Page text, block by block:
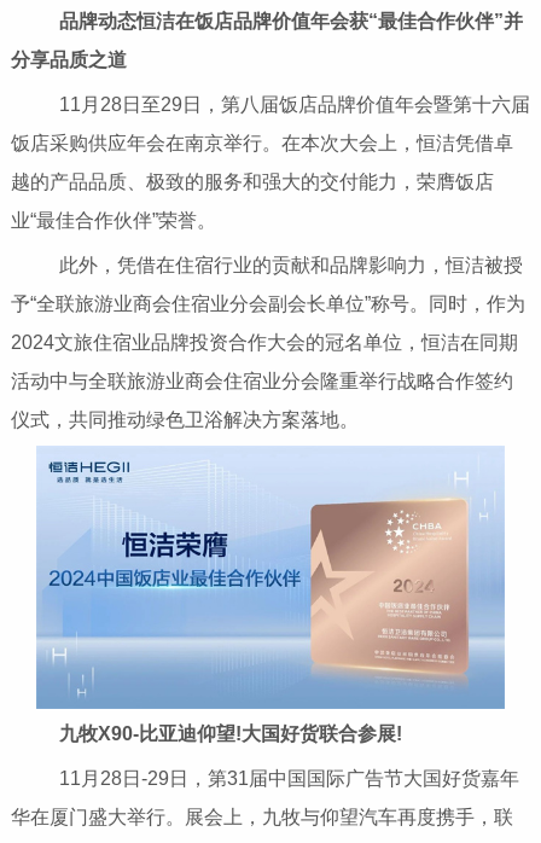
品牌动态恒洁在饭店品牌价值年会获“最佳合作伙伴”并
分享品质之道
11月28日至29日，第八届饭店品牌价值年会暨第十六届
饭店采购供应年会在南京举行。在本次大会上，恒洁凭借卓
越的产品品质、极致的服务和强大的交付能力，荣膺饭店
业“最佳合作伙伴”荣誉。
此外，凭借在住宿行业的贡献和品牌影响力，恒洁被授
予“全联旅游业商会住宿业分会副会长单位”称号。同时，作为
2024文旅住宿业品牌投资合作大会的冠名单位，恒洁在同期
活动中与全联旅游业商会住宿业分会隆重举行战略合作签约
仪式，共同推动绿色卫浴解决方案落地。
九牧X90-比亚迪仰望!大国好货联合参展!
11月28日-29日，第31届中国国际广告节大国好货嘉年
华在厦门盛大举行。展会上，九牧与仰望汽车再度携手，联